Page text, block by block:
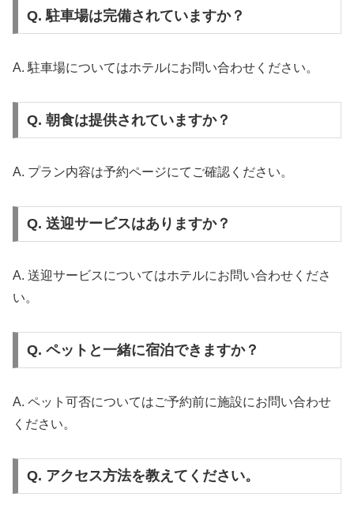
Q. 駐車場は完備されていますか？
A. 駐車場についてはホテルにお問い合わせください。
Q. 朝食は提供されていますか？
A. プラン内容は予約ページにてご確認ください。
Q. 送迎サービスはありますか？
A. 送迎サービスについてはホテルにお問い合わせくださ
い。
Q. ペットと一緒に宿泊できますか？
A. ペット可否についてはご予約前に施設にお問い合わせ
ください。
Q. アクセス方法を教えてください。